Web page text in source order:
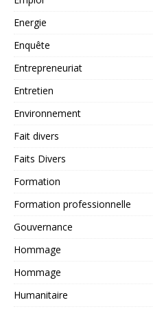
Energie
Enquête
Entrepreneuriat
Entretien
Environnement
Fait divers
Faits Divers
Formation
Formation professionnelle
Gouvernance
Hommage
Hommage
Humanitaire